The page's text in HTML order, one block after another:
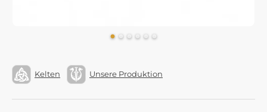
Kelten Unsere Produktion